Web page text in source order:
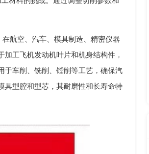
航空、汽车、模具制造、精密仪器
工飞机发动机叶片和机身结构件，
于车削、铣削、镗削等工艺，确保汽
具型腔和型芯，其耐磨性和长寿命特